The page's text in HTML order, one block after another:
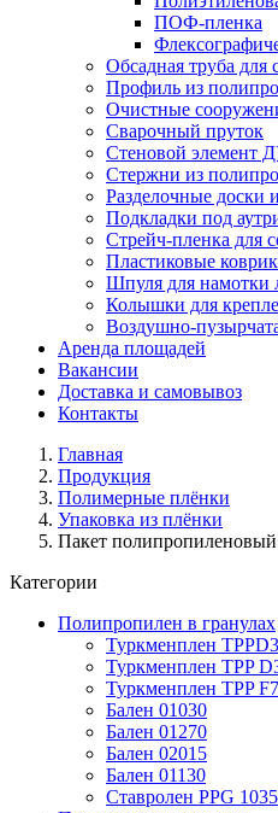
ПОФ-пленка
Обсадная труба для
Профиль из
Очистные
Сварочный пруток
Стеновой элемент
Стержни из
Разделочные доски
Подкладки под
Cтрейч-пленка для
Пластиковые
Шпуля для намотки
Колышки для
Воздушно-
Аренда площадей
Вакансии
Доставка и самовывоз
Контакты
Главная
Продукция
Полимерные плёнки
Упаковка из плёнки
Пакет
Категории
Полипропилен в гранулах
Туркменплен
Туркменплен TPP
Туркменплен TPP
Бален 01030
Бален 01270
Бален 02015
Бален 01130
Ставролен PPG